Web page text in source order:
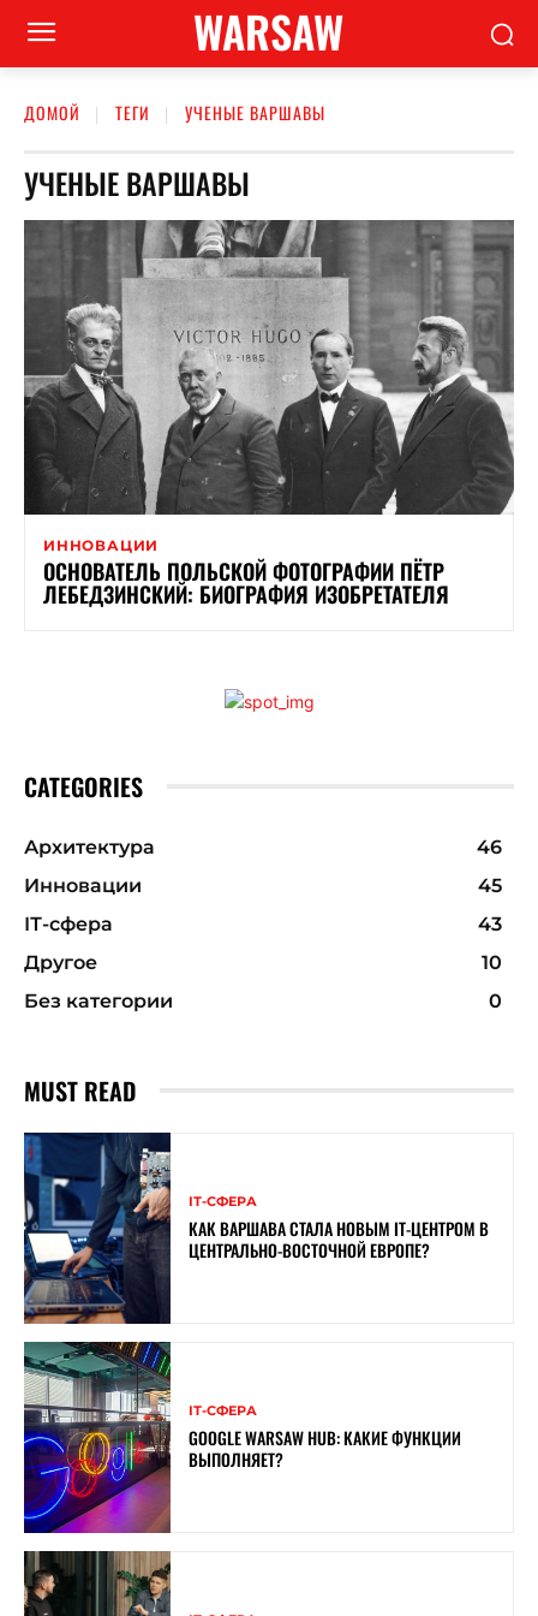
WARSAW
ДОМОЙ ТЕГИ УЧЕНЫЕ ВАРШАВЫ
УЧЕНЫЕ ВАРШАВЫ
ИННОВАЦИИ
ОСНОВАТЕЛЬ ПОЛЬСКОЙ ФОТОГРАФИИ ПЁТР
ЛЕБЕДЗИНСКИЙ: БИОГРАФИЯ ИЗОБРЕТАТЕЛЯ
CATEGORIES
Архитектура
46
Инновации
45
ІТ-сфера
43
Другое
10
Без категории
0
MUST READ
ІТ-СФЕРА
КАК ВАРШАВА СТАЛА НОВЫМ IT-ЦЕНТРОМ В
ЦЕНТРАЛЬНО-ВОСТОЧНОЙ ЕВРОПЕ?
ІТ-СФЕРА
GOOGLE WARSAW HUB: КАКИЕ ФУНКЦИИ
ВЫПОЛНЯЕТ?